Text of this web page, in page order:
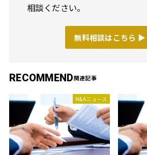
相談ください。
無料相談はこちら ▶︎
RECOMMEND
M&Aニュース